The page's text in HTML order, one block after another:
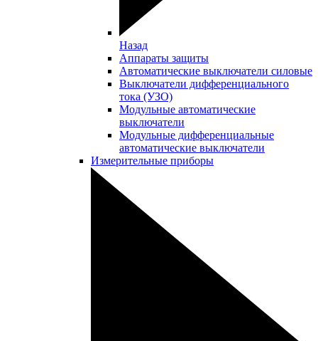
Назад
Аппараты защиты
Автоматические выключатели силовые
Выключатели дифференциального
тока (УЗО)
Модульные автоматические
выключатели
Модульные дифференциальные
автоматические выключатели
Измерительные приборы